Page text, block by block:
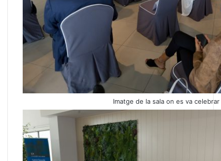
Imatge de la sala on es va celebrar